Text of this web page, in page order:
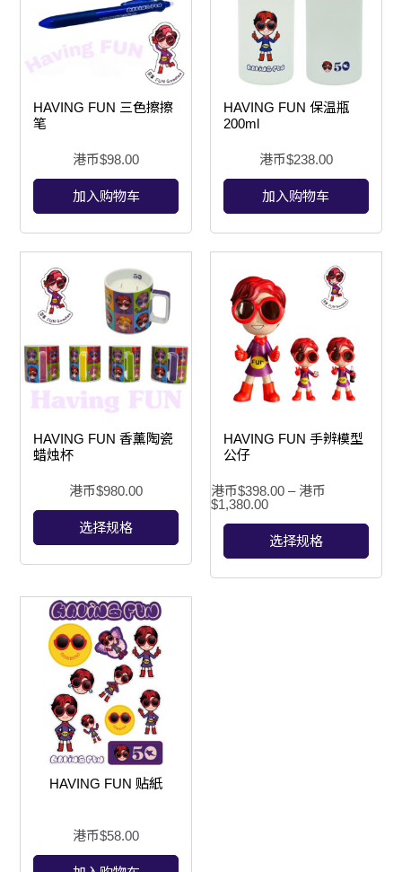
HAVING FUN 三色擦擦
笔
港币$98.00
加入购物车
HAVING FUN 保温瓶
200ml
港币$238.00
加入购物车
HAVING FUN 香薰陶瓷
蜡烛杯
港币$980.00
选择规格
HAVING FUN 手辨模型
公仔
港币$398.00 – 港币
$1,380.00
选择规格
⁠HAVING FUN 贴紙
港币$58.00